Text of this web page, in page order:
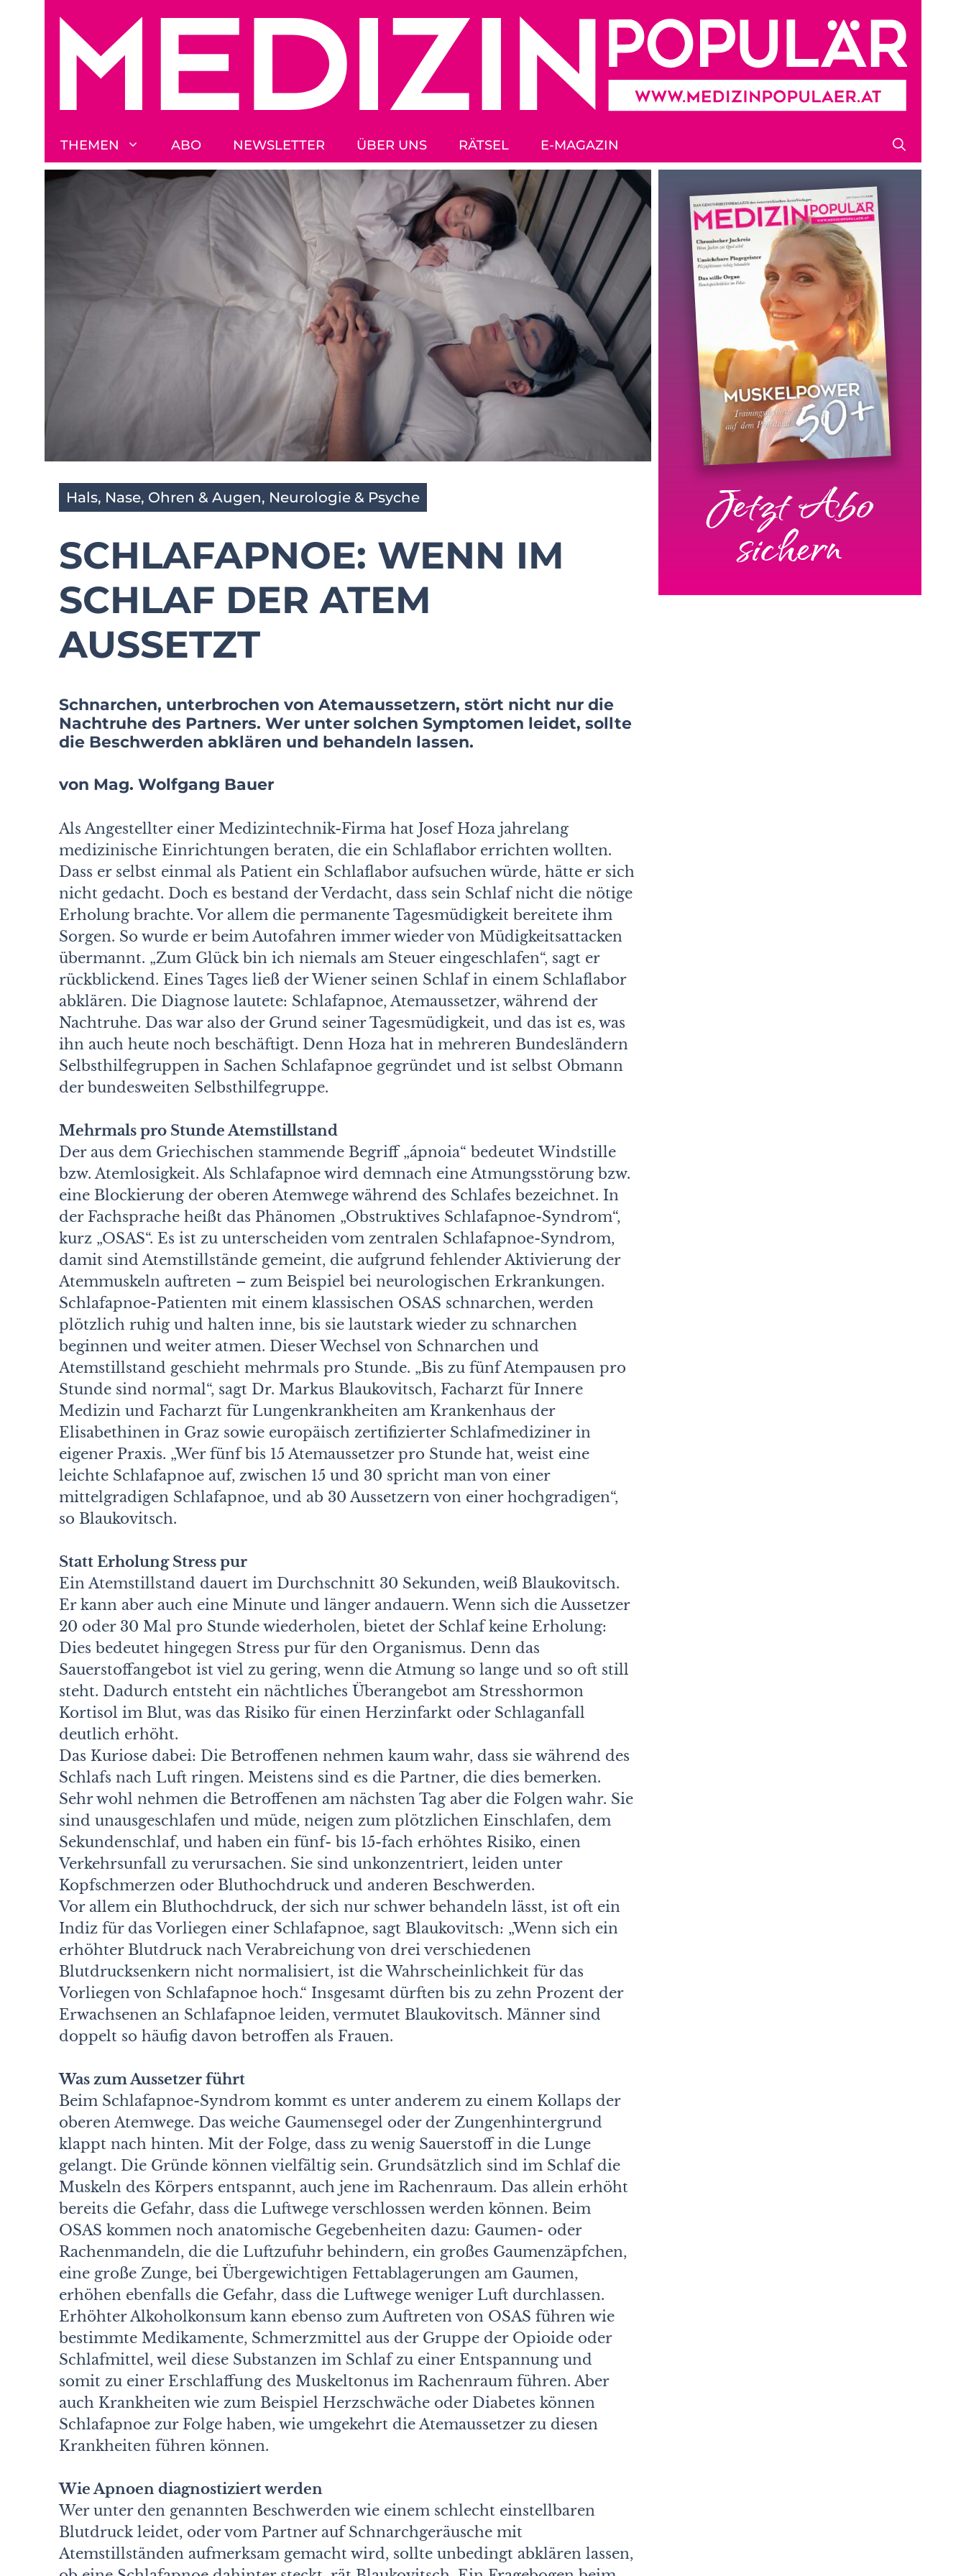
THEMEN ABO NEWSLETTER ÜBER UNS RÄTSEL E-MAGAZIN
Hals, Nase, Ohren & Augen, Neurologie & Psyche
SCHLAFAPNOE: WENN IM
SCHLAF DER ATEM
AUSSETZT
Schnarchen, unterbrochen von Atemaussetzern, stört nicht nur die
Nachtruhe des Partners. Wer unter solchen Symptomen leidet, sollte
die Beschwerden abklären und behandeln lassen.
von Mag. Wolfgang Bauer
Als Angestellter einer Medizintechnik-Firma hat Josef Hoza jahrelang
medizinische Einrichtungen beraten, die ein Schlaflabor errichten wollten.
Dass er selbst einmal als Patient ein Schlaflabor aufsuchen würde, hätte er sich
nicht gedacht. Doch es bestand der Verdacht, dass sein Schlaf nicht die nötige
Erholung brachte. Vor allem die permanente Tagesmüdigkeit bereitete ihm
Sorgen. So wurde er beim Autofahren immer wieder von Müdigkeitsattacken
übermannt. „Zum Glück bin ich niemals am Steuer eingeschlafen“, sagt er
rückblickend. Eines Tages ließ der Wiener seinen Schlaf in einem Schlaflabor
abklären. Die Diagnose lautete: Schlafapnoe, Atemaussetzer, während der
Nachtruhe. Das war also der Grund seiner Tagesmüdigkeit, und das ist es, was
ihn auch heute noch beschäftigt. Denn Hoza hat in mehreren Bundesländern
Selbsthilfegruppen in Sachen Schlafapnoe gegründet und ist selbst Obmann
der bundesweiten Selbsthilfegruppe.
Mehrmals pro Stunde Atemstillstand
Der aus dem Griechischen stammende Begriff „ápnoia“ bedeutet Windstille
bzw. Atemlosigkeit. Als Schlafapnoe wird demnach eine Atmungsstörung bzw.
eine Blockierung der oberen Atemwege während des Schlafes bezeichnet. In
der Fachsprache heißt das Phänomen „Obstruktives Schlafapnoe-Syndrom“,
kurz „OSAS“. Es ist zu unterscheiden vom zentralen Schlafapnoe-Syndrom,
damit sind Atemstillstände gemeint, die aufgrund fehlender Aktivierung der
Atemmuskeln auftreten – zum Beispiel bei neurologischen Erkrankungen.
Schlafapnoe-Patienten mit einem klassischen OSAS schnarchen, werden
plötzlich ruhig und halten inne, bis sie lautstark wieder zu schnarchen
beginnen und weiter atmen. Dieser Wechsel von Schnarchen und
Atemstillstand geschieht mehrmals pro Stunde. „Bis zu fünf Atempausen pro
Stunde sind normal“, sagt Dr. Markus Blaukovitsch, Facharzt für Innere
Medizin und Facharzt für Lungenkrankheiten am Krankenhaus der
Elisabethinen in Graz sowie europäisch zertifizierter Schlafmediziner in
eigener Praxis. „Wer fünf bis 15 Atemaussetzer pro Stunde hat, weist eine
leichte Schlafapnoe auf, zwischen 15 und 30 spricht man von einer
mittelgradigen Schlafapnoe, und ab 30 Aussetzern von einer hochgradigen“,
so Blaukovitsch.
Statt Erholung Stress pur
Ein Atemstillstand dauert im Durchschnitt 30 Sekunden, weiß Blaukovitsch.
Er kann aber auch eine Minute und länger andauern. Wenn sich die Aussetzer
20 oder 30 Mal pro Stunde wiederholen, bietet der Schlaf keine Erholung:
Dies bedeutet hingegen Stress pur für den Organismus. Denn das
Sauerstoffangebot ist viel zu gering, wenn die Atmung so lange und so oft still
steht. Dadurch entsteht ein nächtliches Überangebot am Stresshormon
Kortisol im Blut, was das Risiko für einen Herzinfarkt oder Schlaganfall
deutlich erhöht.
Das Kuriose dabei: Die Betroffenen nehmen kaum wahr, dass sie während des
Schlafs nach Luft ringen. Meistens sind es die Partner, die dies bemerken.
Sehr wohl nehmen die Betroffenen am nächsten Tag aber die Folgen wahr. Sie
sind unausgeschlafen und müde, neigen zum plötzlichen Einschlafen, dem
Sekundenschlaf, und haben ein fünf- bis 15-fach erhöhtes Risiko, einen
Verkehrsunfall zu verursachen. Sie sind unkonzentriert, leiden unter
Kopfschmerzen oder Bluthochdruck und anderen Beschwerden.
Vor allem ein Bluthochdruck, der sich nur schwer behandeln lässt, ist oft ein
Indiz für das Vorliegen einer Schlafapnoe, sagt Blaukovitsch: „Wenn sich ein
erhöhter Blutdruck nach Verabreichung von drei verschiedenen
Blutdrucksenkern nicht normalisiert, ist die Wahrscheinlichkeit für das
Vorliegen von Schlafapnoe hoch.“ Insgesamt dürften bis zu zehn Prozent der
Erwachsenen an Schlafapnoe leiden, vermutet Blaukovitsch. Männer sind
doppelt so häufig davon betroffen als Frauen.
Was zum Aussetzer führt
Beim Schlafapnoe-Syndrom kommt es unter anderem zu einem Kollaps der
oberen Atemwege. Das weiche Gaumensegel oder der Zungenhintergrund
klappt nach hinten. Mit der Folge, dass zu wenig Sauerstoff in die Lunge
gelangt. Die Gründe können vielfältig sein. Grundsätzlich sind im Schlaf die
Muskeln des Körpers entspannt, auch jene im Rachenraum. Das allein erhöht
bereits die Gefahr, dass die Luftwege verschlossen werden können. Beim
OSAS kommen noch anatomische Gegebenheiten dazu: Gaumen- oder
Rachenmandeln, die die Luftzufuhr behindern, ein großes Gaumenzäpfchen,
eine große Zunge, bei Übergewichtigen Fettablagerungen am Gaumen,
erhöhen ebenfalls die Gefahr, dass die Luftwege weniger Luft durchlassen.
Erhöhter Alkoholkonsum kann ebenso zum Auftreten von OSAS führen wie
bestimmte Medikamente, Schmerzmittel aus der Gruppe der Opioide oder
Schlafmittel, weil diese Substanzen im Schlaf zu einer Entspannung und
somit zu einer Erschlaffung des Muskeltonus im Rachenraum führen. Aber
auch Krankheiten wie zum Beispiel Herzschwäche oder Diabetes können
Schlafapnoe zur Folge haben, wie umgekehrt die Atemaussetzer zu diesen
Krankheiten führen können.
Wie Apnoen diagnostiziert werden
Wer unter den genannten Beschwerden wie einem schlecht einstellbaren
Blutdruck leidet, oder vom Partner auf Schnarchgeräusche mit
Atemstillständen aufmerksam gemacht wird, sollte unbedingt abklären lassen,
Jetzt Abo
sichern